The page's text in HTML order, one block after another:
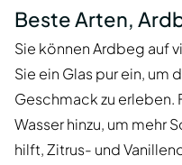
Beste Arten,
Sie können Ardbeg auf
Sie ein Glas pur ein, um
Geschmack zu erleben.
Wasser hinzu, um mehr
hilft, Zitrus- und